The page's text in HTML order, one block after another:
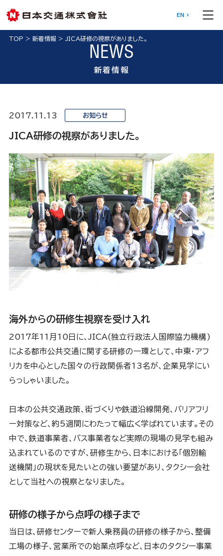
EN
TOP > 新着情報> JICA研修の視察がありました。
NEWS
新着情報
2017.11.13 お知らせ
JICA研修の視察がありました。
海外からの研修生視察を受け入れ
2017年11月10日に、JICA(独立行政法人国際協力機構)
による都市公共交通に関する研修の一環として、中東・アフ
リカを中心とした国々の行政関係者13名が、企業見学にい
らっしゃいました。
日本の公共交通政策、街づくりや鉄道沿線開発、バリアフリ
ー対策など、約5週間にわたって幅広く学ばれています。その
中で、鉄道事業者、バス事業者など実際の現場の見学も組み
込まれているのですが、研修生から、日本における「個別輸
送機関」の現状を見たいとの強い要望があり、タクシー会社
として当社への視察となりました。
研修の様子から点呼の様子まで
当日は、研修センターで新人乗務員の研修の様子から、整備
工場の様子、営業所での始業点呼など、日本のタクシー事業